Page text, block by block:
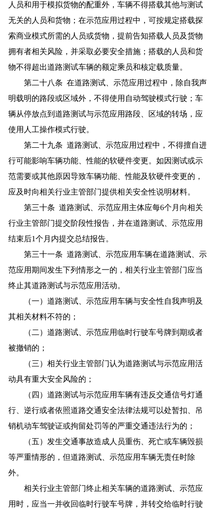
人员和用于模拟货物的配重外，车辆不得搭载其他与测试
无关的人员和货物；在示范应用过程中，可按规定搭载探
索商业模式所需的人员或货物，提前告知搭载人员及货物
拥有者相关风险，并采取必要安全措施；搭载的人员和货
物不得超出道路测试车辆的额定乘员和核定载质量。
第二十八条 在道路测试、示范应用过程中，除自我声
明载明的路段或区域外，不得使用自动驾驶模式行驶；车
辆从停放点到道路测试与示范应用路段、区域的转场，应
使用人工操作模式行驶。
第二十九条 道路测试、示范应用过程中，不得擅自进
行可能影响车辆功能、性能的软硬件变更。如因测试或示
范需要或其他原因导致车辆功能、性能及软硬件变更的，
应及时向相关行业主管部门提供相关安全性说明材料。
第三十条 道路测试、示范应用主体应每6个月向相关
行业主管部门提交阶段性报告，并在道路测试、示范应用
结束后1个月内提交总结报告。
第三十一条 道路测试、示范应用车辆在道路测试、示
范应用期间发生下列情形之一的，相关行业主管部门应当
终止其道路测试与示范应用活动。
（一）道路测试、示范应用车辆与安全性自我声明及
其相关材料不符的；
（二）道路测试、示范应用临时行驶车号牌到期或者
被撤销的；
（三）相关行业主管部门认为道路测试与示范应用活
动具有重大安全风险的；
（四）道路测试与示范应用车辆有违反交通信号灯通
行、逆行或者依照道路交通安全法律法规可以处暂扣、吊
销机动车驾驶证或拘留处罚等的严重交通违法行为的；
（五）发生交通事故造成人员重伤、死亡或车辆毁损
等严重情形的，但道路测试、示范应用车辆无责任时除
外。
相关行业主管部门终止相关车辆的道路测试、示范应
用时，应当一并收回临时行驶车号牌，并转交给临时行驶